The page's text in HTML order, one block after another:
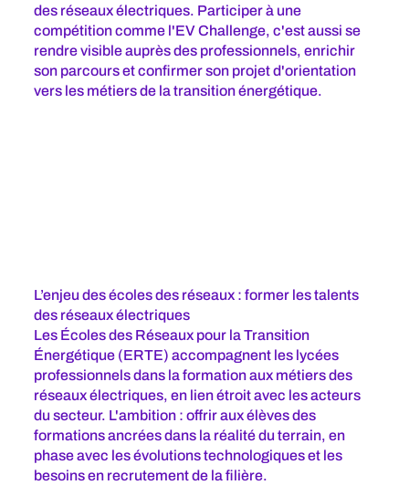
des réseaux électriques. Participer à une
compétition comme l'EV Challenge, c'est aussi se
rendre visible auprès des professionnels, enrichir
son parcours et confirmer son projet d'orientation
vers les métiers de la transition énergétique.
L’enjeu des écoles des réseaux : former les talents
des réseaux électriques
Les Écoles des Réseaux pour la Transition
Énergétique (ERTE) accompagnent les lycées
professionnels dans la formation aux métiers des
réseaux électriques, en lien étroit avec les acteurs
du secteur. L'ambition : offrir aux élèves des
formations ancrées dans la réalité du terrain, en
phase avec les évolutions technologiques et les
besoins en recrutement de la filière.